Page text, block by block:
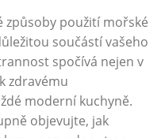
způsoby použití mořské
součástí vašeho
spočívá nejen v
zdravému
moderní kuchyně.
objevujte, jak